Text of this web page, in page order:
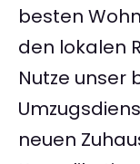
besten
den lokalen
Nutze unser
neuen